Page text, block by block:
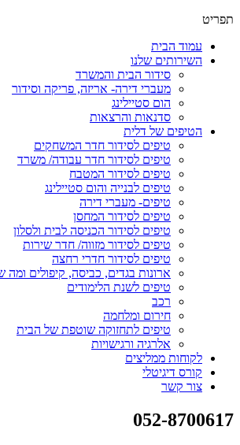
תפריט
עמוד הבית
השירותים שלנו
סידור הבית והמשרד
מעברי דירה- אריזה, פריקה וסידור
הום סטיילינג
סדנאות והרצאות
הטיפים של דלית
טיפים לסידור חדר המשחקים
טיפים לסידור חדר עבודה/ משרד
טיפים לסידור המטבח
טיפים לבנייה והום סטיילינג
טיפים- מעברי דירה
טיפים לסידור המחסן
טיפים לסידור הכניסה לבית ולסלון
טיפים לסידור מזווה/ חדר שירות
טיפים לסידור חדרי רחצה
ארונות בגדים, כביסה, קיפולים ומה
טיפים לשנת הלימודים
רכב
חירום ומלחמה
טיפים לתחזוקה שוטפת של הבית
אלרגיה ורגישויות
לקוחות ממליצים
קורס דיגיטלי
צור קשר
052-8700617